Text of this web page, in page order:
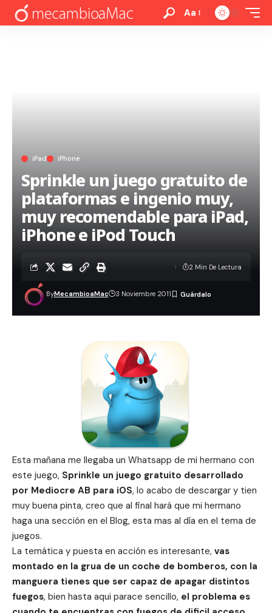
Aa
iPad iPhone
Sprinkle un juego gratuito de
plataformas e ingenio muy,
muy recomendable para iPad,
iPhone e iPod Touch
ByMecambioaMac 3 Noviembre 2011
2 Min De Lectura
Esta mañana me llegaba un Whatsapp de mi hermano con
este juego, Sprinkle un juego gratuito desarrollado
por Mediocre AB para iOS, lo acabo de descargar y tien
muy buena pinta, creo que al final hará que mi hermano
haga una sección en el Blog, esta mas al día en el tema de
juegos.
La temática y puesta en acción es interesante, vas
montado en la grua de un coche de bomberos, con la
manguera tienes que ser capaz de apagar distintos
fuegos, bien hasta aqui parace sencillo, el problema es